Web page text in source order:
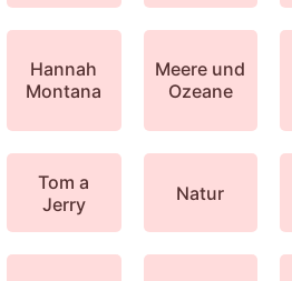
Hannah
Montana
Meere und
Ozeane
Tom a
Jerry
Natur